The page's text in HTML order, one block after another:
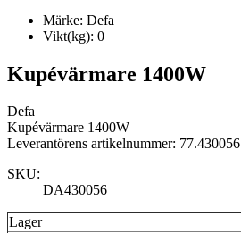
Märke: Defa
Vikt(kg): 0
Kupévärmare 1400W
Defa
Kupévärmare 1400W
Leverantörens artikelnummer: 77.430056
SKU:
DA430056
Lager